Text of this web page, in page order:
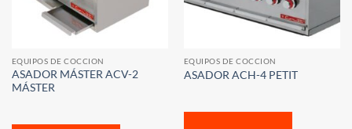
EQUIPOS DE COCCION
ASADOR MÁSTER ACV-2
MÁSTER
EQUIPOS DE COCCION
ASADOR ACH-4 PETIT